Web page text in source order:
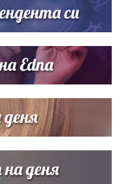
си
Edna
деня